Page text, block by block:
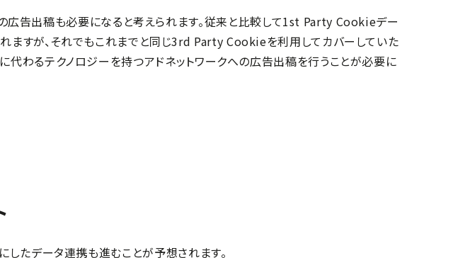
広告出稿も必要になると考えられます。従来と比較して1st Party Cookieデー
ますが、それでもこれまでと同じ3rd Party Cookieを利用してカバーしていた
わるテクノロジーを持つアドネットワークへの広告出稿を行うことが必要に
たデータ連携も進むことが予想されます。